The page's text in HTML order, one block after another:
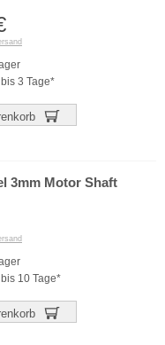
3 Tage*
3mm Motor Shaft
10 Tage*